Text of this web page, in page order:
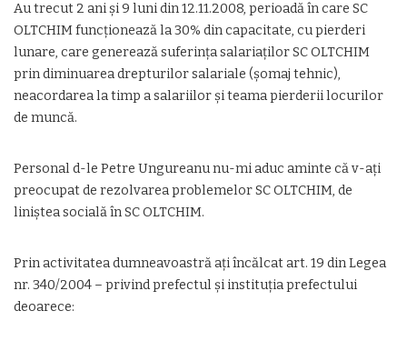
Au trecut 2 ani și 9 luni din 12.11.2008, perioadă în care SC
OLTCHIM funcționează la 30% din capacitate, cu pierderi
lunare, care generează suferința salariaților SC OLTCHIM
prin diminuarea drepturilor salariale (șomaj tehnic),
neacordarea la timp a salariilor și teama pierderii locurilor
de muncă.
Personal d-le Petre Ungureanu nu-mi aduc aminte că v-ați
preocupat de rezolvarea problemelor SC OLTCHIM, de
liniștea socială în SC OLTCHIM.
Prin activitatea dumneavoastră ați încălcat art. 19 din Legea
nr. 340/2004 – privind prefectul și instituția prefectului
deoarece: